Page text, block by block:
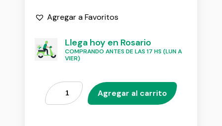
Agregar a Favoritos
Llega hoy en Rosario
COMPRANDO ANTES DE LAS 17 HS (LUN A
VIER)
Agregar al carrito